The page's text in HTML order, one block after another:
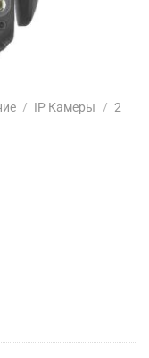
/ IP Камеры / 2